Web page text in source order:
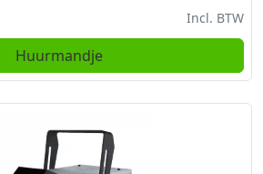
Incl. BTW
Huurmandje